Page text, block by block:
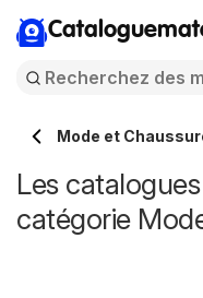
Mode et
Les
catégorie